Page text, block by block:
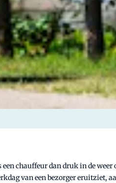
chauffeur dan druk in de weer
van een bezorger eruitziet,